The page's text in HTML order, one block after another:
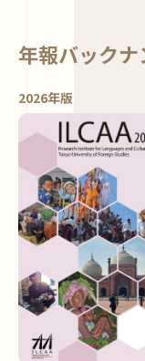
年報バックナ
2026年版